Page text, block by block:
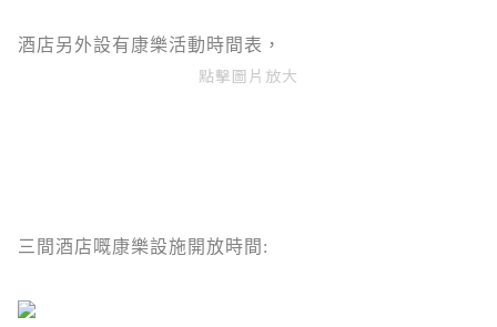
酒店另外設有康樂活動時間表，
點擊圖片放大
三間酒店嘅康樂設施開放時間: